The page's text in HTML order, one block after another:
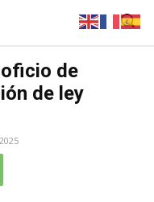
de
de ley